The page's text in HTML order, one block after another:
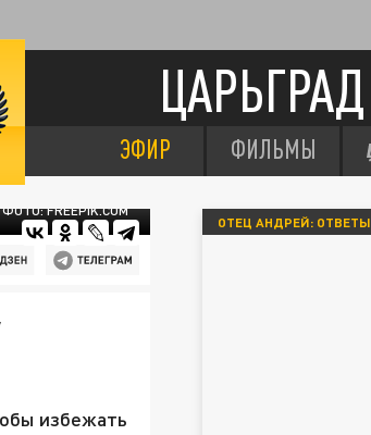
ЦАРЬГРАД
ЭФИР ФИЛЬМЫ
ФОТО: FREEPIK.COM
избежать
ОТЕЦ АНДРЕЙ: ОТВЕТЫ